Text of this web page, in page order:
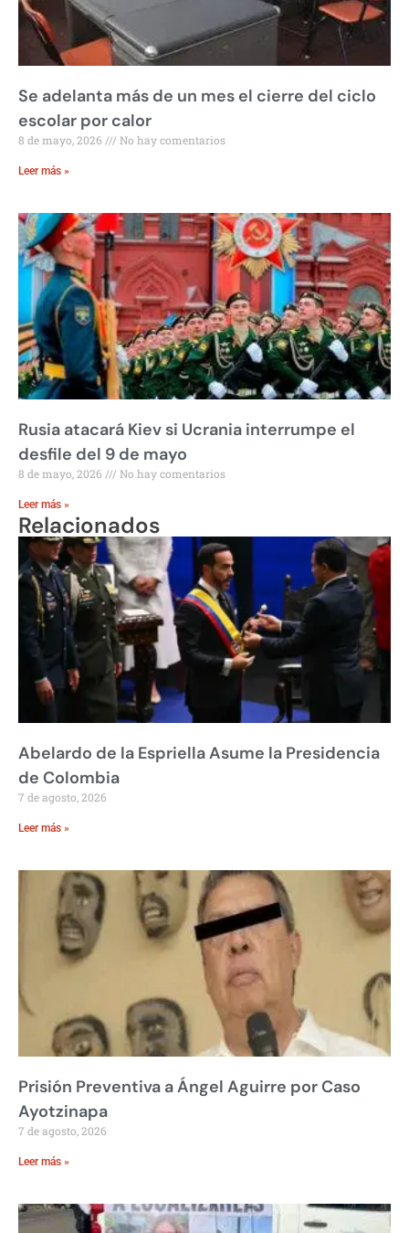
Se adelanta más de un mes el cierre del ciclo
escolar por calor
8 de mayo, 2026 No hay comentarios
Leer más »
Rusia atacará Kiev si Ucrania interrumpe el
desfile del 9 de mayo
8 de mayo, 2026 No hay comentarios
Leer más »
Relacionados
Abelardo de la Espriella Asume la Presidencia
de Colombia
7 de agosto, 2026
Leer más »
Prisión Preventiva a Ángel Aguirre por Caso
Ayotzinapa
7 de agosto, 2026
Leer más »